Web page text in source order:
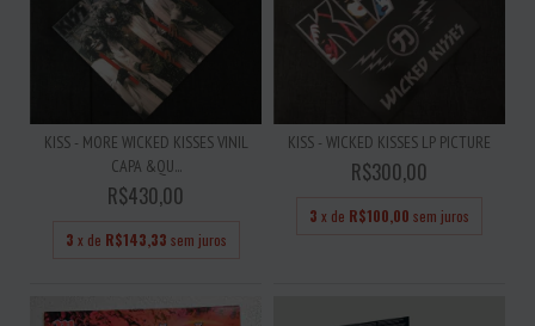
KISS - MORE WICKED KISSES VINIL
CAPA &QU...
R$430,00
3 x de R$143,33 sem juros
KISS - WICKED KISSES LP PICTURE
R$300,00
3 x de R$100,00 sem juros